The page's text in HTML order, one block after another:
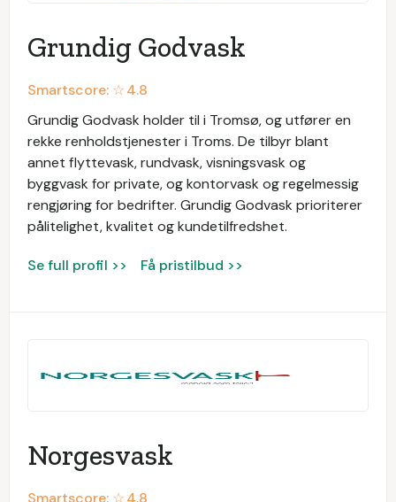
Grundig Godvask
Smartscore: ☆4.8
Grundig Godvask holder til i Tromsø, og utfører en
rekke renholdstjenester i Troms. De tilbyr blant
annet flyttevask, rundvask, visningsvask og
byggvask for private, og kontorvask og regelmessig
rengjøring for bedrifter. Grundig Godvask prioriterer
pålitelighet, kvalitet og kundetilfredshet.
Se full profil >> Få pristilbud >>
Norgesvask
Smartscore: ☆4.8